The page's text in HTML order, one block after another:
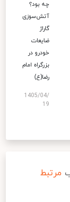
چه بود؟
آتش‌سوزی
گاراژ
ضایعات
خودرو در
بزرگراه امام
رضا(ع)
1405/04/
19
مرتبط